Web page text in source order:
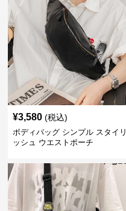
¥3,580 (税込)
ボディバッグ シンプル スタイリ
ッシュ ウエストポーチ